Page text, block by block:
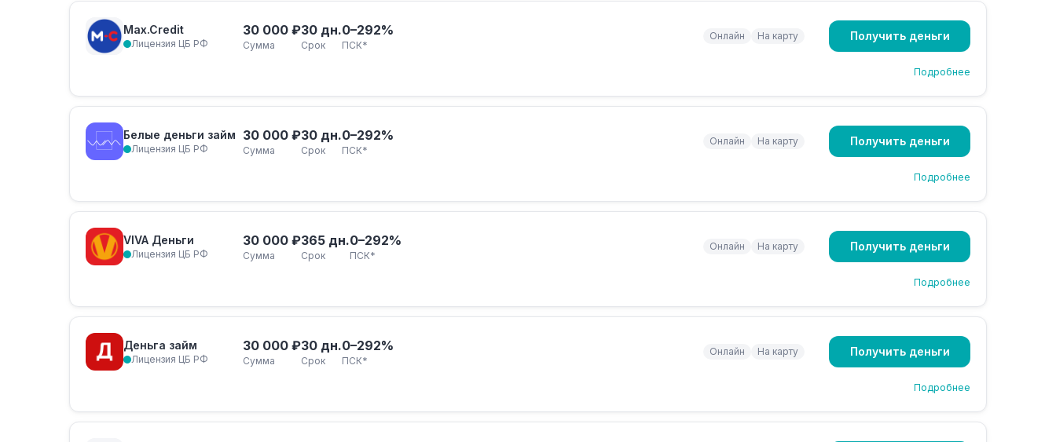
Max.Credit
Лицензия ЦБ РФ
30 000 ₽
Сумма
30 дн.
Срок
0–292%
ПСК*
Онлайн На карту Получить деньги
Подробнее
Белые деньги займ
Лицензия ЦБ РФ
30 000 ₽
Сумма
30 дн.
Срок
0–292%
ПСК*
Онлайн На карту Получить деньги
Подробнее
VIVA Деньги
Лицензия ЦБ РФ
30 000 ₽
Сумма
365 дн.
Срок
0–292%
ПСК*
Онлайн На карту Получить деньги
Подробнее
Деньга займ
Лицензия ЦБ РФ
30 000 ₽
Сумма
30 дн.
Срок
0–292%
ПСК*
Онлайн На карту Получить деньги
Подробнее